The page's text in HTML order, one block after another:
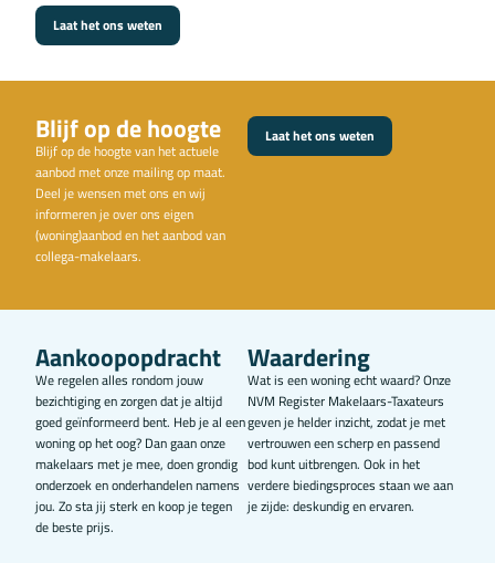
Laat het ons weten
Blijf op de hoogte
Blijf op de hoogte van het actuele
aanbod met onze mailing op maat.
Deel je wensen met ons en wij
informeren je over ons eigen
(woning)aanbod en het aanbod van
collega-makelaars.
Laat het ons weten
Aankoopopdracht
We regelen alles rondom jouw
bezichtiging en zorgen dat je altijd
goed geïnformeerd bent. Heb je al een
woning op het oog? Dan gaan onze
makelaars met je mee, doen grondig
onderzoek en onderhandelen namens
jou. Zo sta jij sterk en koop je tegen
de beste prijs.
Waardering
Wat is een woning echt waard? Onze
NVM Register Makelaars-Taxateurs
geven je helder inzicht, zodat je met
vertrouwen een scherp en passend
bod kunt uitbrengen. Ook in het
verdere biedingsproces staan we aan
je zijde: deskundig en ervaren.